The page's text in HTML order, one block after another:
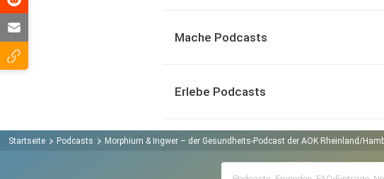
Mache Podcasts
Erlebe Podcasts
Startseite Podcasts Morphium & Ingwer – der Gesundheits-Podcast der AOK Rheinland/